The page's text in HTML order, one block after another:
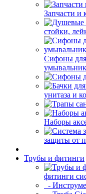
Запчасти и
стойки,
Сифоны
унитаза и
Наборы
защиты от
Трубы и фитинги
фитинги
-